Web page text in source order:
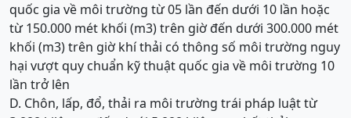
quốc gia về môi trường từ 05 lần đến dưới 10 lần hoặc
từ 150.000 mét khối (m3) trên giờ đến dưới 300.000 mét
khối (m3) trên giờ khí thải có thông số môi trường nguy
hại vượt quy chuẩn kỹ thuật quốc gia về môi trường 10
lần trở lên
D. Chôn, lấp, đổ, thải ra môi trường trái pháp luật từ